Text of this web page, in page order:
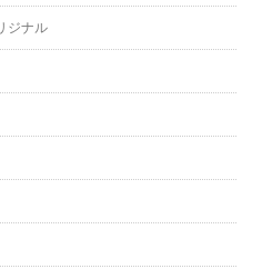
ジナル